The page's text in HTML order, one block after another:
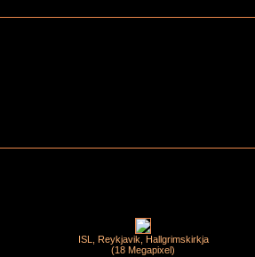
ISL, Reykjavik, Hallgrimskirkja
(18 Megapixel)